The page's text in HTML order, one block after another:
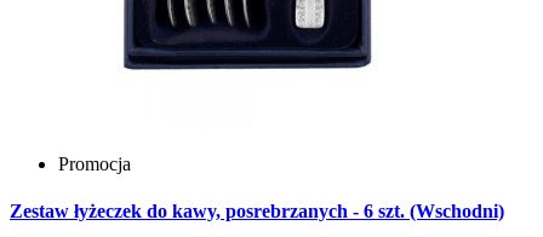
Promocja
Zestaw łyżeczek do kawy, posrebrzanych - 6 szt. (Wschodni)